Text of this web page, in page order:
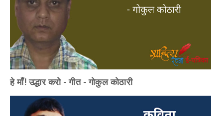
हे माँ! उद्धार करो - गीत - गोकुल कोठारी